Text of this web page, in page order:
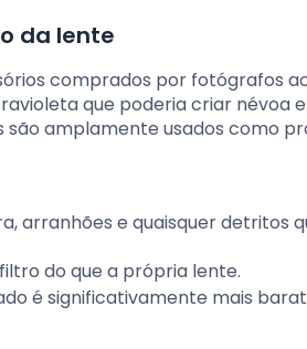
da lente
comprados por fotógrafos
que poderia criar névoa
amplamente usados como
arranhões e quaisquer detritos
do que a própria lente.
é significativamente mais